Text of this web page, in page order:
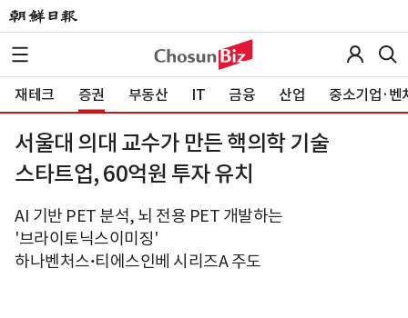
재테크 증권 부동산 IT 금융 산업 중소기업·벤
서울대 의대 교수가 만든 핵의학 기술
스타트업, 60억원 투자 유치
AI 기반 PET 분석, 뇌 전용 PET 개발하는
'브라이토닉스이미징'
하나벤처스ꞏ티에스인베 시리즈A 주도